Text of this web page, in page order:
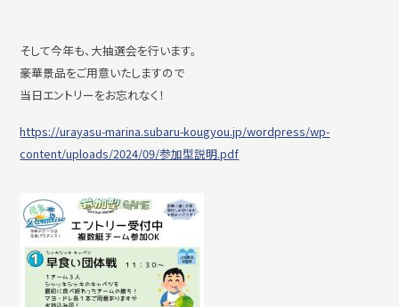
そして今年も、大抽選会を行います。
豪華景品をご用意いたしますので
当日エントリーをお忘れなく！
https://urayasu-marina.subaru-kougyou.jp/wordpress/wp-
content/uploads/2024/09/参加型説明.pdf